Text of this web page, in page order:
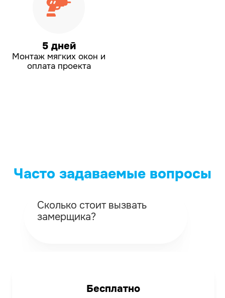
5 дней
Монтаж мягких окон и
оплата проекта
Часто задаваемые вопросы
Сколько стоит вызвать
замерщика?
Бесплатно